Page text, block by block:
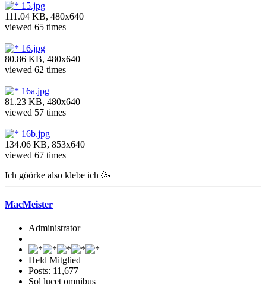
15.jpg
111.04 KB, 480x640
viewed 65 times
16.jpg
80.86 KB, 480x640
viewed 62 times
16a.jpg
81.23 KB, 480x640
viewed 57 times
16b.jpg
134.06 KB, 853x640
viewed 67 times
Ich göörke also klebe ich 🥳
MacMeister
Administrator
Held Mitglied
Posts: 11,677
Sol lucet omnibus